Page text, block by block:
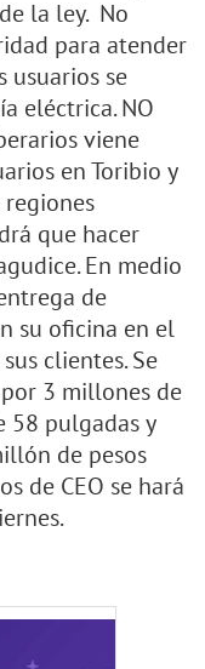
la ley. No
para atender
usuarios se
eléctrica. NO
viene
en Toribio y
que hacer
En medio
de
su oficina en el
clientes. Se
3 millones de
58 pulgadas y
de pesos
de CEO se hará